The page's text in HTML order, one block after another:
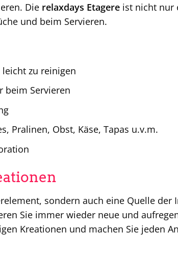
Die relaxdays Etagere ist nicht nur
und beim Servieren.
zu reinigen
beim Servieren
Pralinen, Obst, Käse, Tapas u.v.m.
sondern auch eine Quelle der
Sie immer wieder neue und
Kreationen und machen Sie jeden